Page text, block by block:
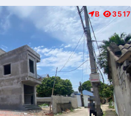
B 3517